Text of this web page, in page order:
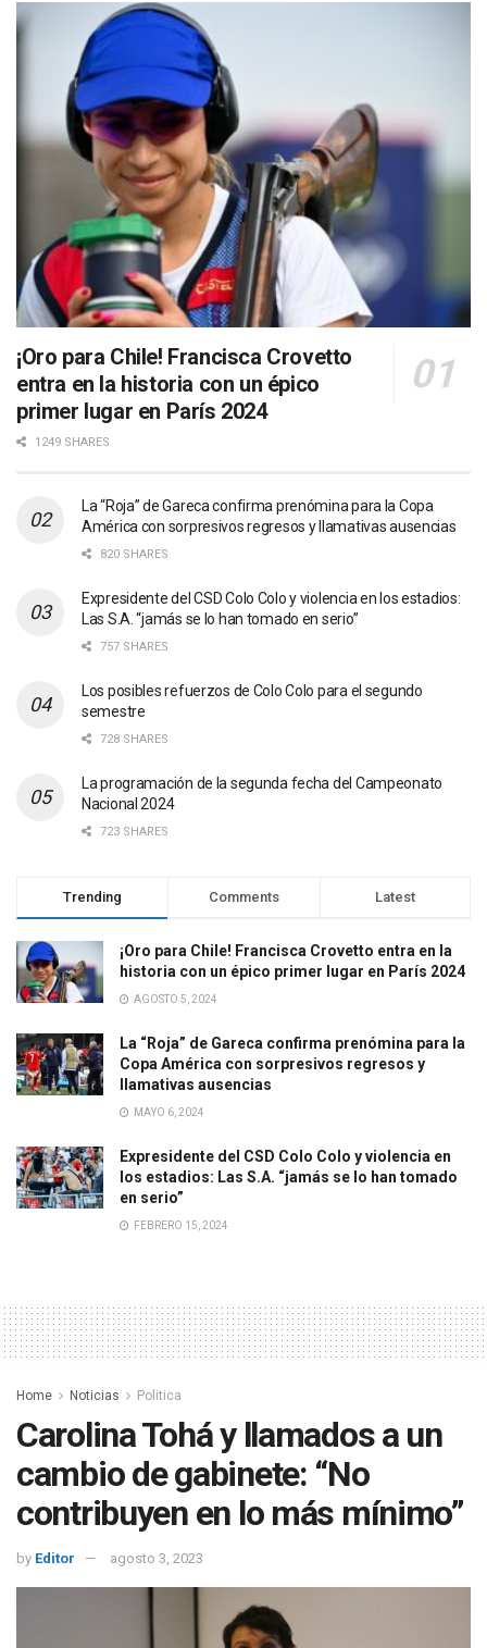
¡Oro para Chile! Francisca Crovetto
entra en la historia con un épico
primer lugar en París 2024
1249 SHARES
La “Roja” de Gareca confirma prenómina para la Copa
América con sorpresivos regresos y llamativas ausencias
820 SHARES
Expresidente del CSD Colo Colo y violencia en los estadios:
Las S.A. “jamás se lo han tomado en serio”
757 SHARES
Los posibles refuerzos de Colo Colo para el segundo
semestre
728 SHARES
La programación de la segunda fecha del Campeonato
Nacional 2024
723 SHARES
Trending Comments Latest
¡Oro para Chile! Francisca Crovetto entra en la
historia con un épico primer lugar en París 2024
AGOSTO 5, 2024
La “Roja” de Gareca confirma prenómina para la
Copa América con sorpresivos regresos y
llamativas ausencias
MAYO 6, 2024
Expresidente del CSD Colo Colo y violencia en
los estadios: Las S.A. “jamás se lo han tomado
en serio”
FEBRERO 15, 2024
Home Noticias Politica
Carolina Tohá y llamados a un
cambio de gabinete: “No
contribuyen en lo más mínimo”
by Editor agosto 3, 2023